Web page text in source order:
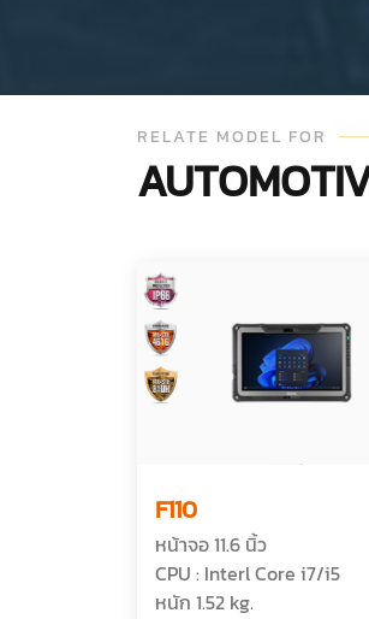
RELATE MODEL FOR
F110
หน้าจอ 11.6 นิ้ว
CPU : Interl Core i7/i5
หนัก 1.52 kg.